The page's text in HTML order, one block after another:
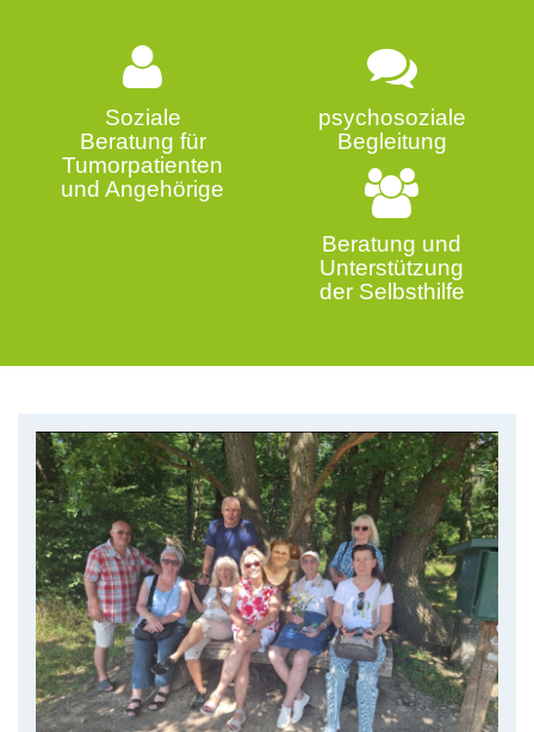
Soziale
Beratung für
Tumorpatienten
und Angehörige
psychosoziale
Begleitung
Beratung und
Unterstützung
der Selbsthilfe